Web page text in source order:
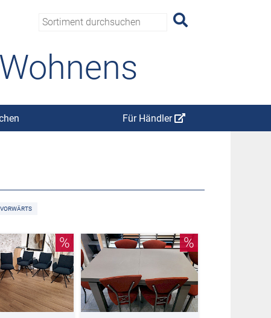
Für Händler
VORWÄRTS
% %